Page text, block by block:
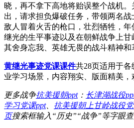
晓，再不拿下高地将贻误整个战机
出，请求担负爆破任务，带领两名
敌人冒着火舌的枪口，壮烈牺牲，
继光的生平事迹以及在朝鲜战争上
其舍身忘我、英雄无畏的战斗精神和
黄继光事迹党课课件共28页适用于
业学习场景，内容翔实、版面精美，
更多战争抗美援朝ppt： 长津湖战役
学习党课ppt、 抗美援朝上甘岭战役
页搜索框输入“历史”“战争”等字眼